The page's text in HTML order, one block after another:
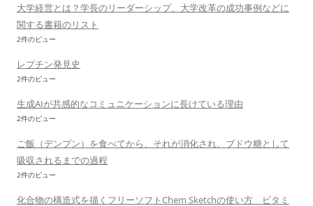
大学経営とは？学長のリーダーシップ、大学改革の成功事例などに
関する書籍のリスト
2件のビュー
レプチン発見史
2件のビュー
生成AIが共感的なコミュニケーションに長けている理由
2件のビュー
ご飯（デンプン）を食べてから、それが消化され、ブドウ糖として
吸収されるまでの過程
2件のビュー
化合物の構造式を描くフリーソフトChem Sketchの使い方 ビタミ